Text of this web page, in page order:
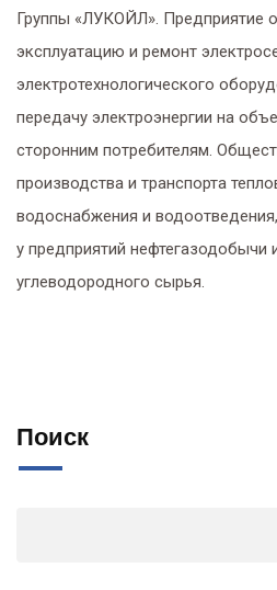
Группы «ЛУКОЙЛ». Предприятие
эксплуатацию и ремонт
электротехнологического
передачу электроэнергии на
сторонним потребителям.
производства и транспорта
водоснабжения и
у предприятий нефтегазодобычи
углеводородного сырья.
Поиск